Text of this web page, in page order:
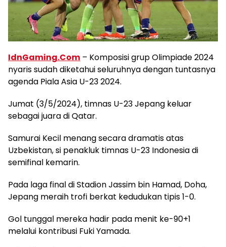
IdnGaming.Com – Komposisi grup Olimpiade 2024
nyaris sudah diketahui seluruhnya dengan tuntasnya
agenda Piala Asia U-23 2024.
Jumat (3/5/2024), timnas U-23 Jepang keluar
sebagai juara di Qatar.
Samurai Kecil menang secara dramatis atas
Uzbekistan, si penakluk timnas U-23 Indonesia di
semifinal kemarin.
Pada laga final di Stadion Jassim bin Hamad, Doha,
Jepang meraih trofi berkat kedudukan tipis 1-0.
Gol tunggal mereka hadir pada menit ke-90+1
melalui kontribusi Fuki Yamada.